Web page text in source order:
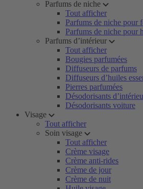
Parfums de niche
Tout afficher
Parfums de niche pour
Parfums de niche pour
Parfums d’intérieur
Tout afficher
Bougies parfumées
Diffuseurs de parfums
Diffuseurs d’huiles
Pierres parfumées
Désodorisants
Désodorisants voiture
Visage
Tout afficher
Soin visage
Tout afficher
Crème visage
Crème anti-rides
Crème de jour
Crème de nuit